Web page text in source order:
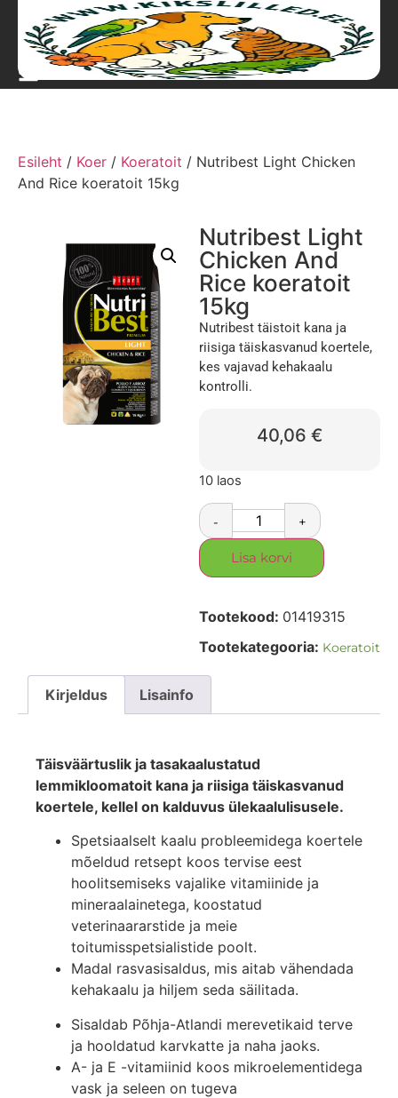
Esileht / Koer / Koeratoit / Nutribest Light Chicken
And Rice koeratoit 15kg
Nutribest Light
Chicken And
Rice koeratoit
15kg
Nutribest täistoit kana ja
riisiga täiskasvanud koertele,
kes vajavad kehakaalu
kontrolli.
40,06 €
10 laos
- +
Lisa korvi
Tootekood: 01419315
Tootekategooria: Koeratoit
Kirjeldus Lisainfo
Täisväärtuslik ja tasakaalustatud
lemmikloomatoit kana ja riisiga täiskasvanud
koertele, kellel on kalduvus ülekaalulisusele.
Spetsiaalselt kaalu probleemidega koertele
mõeldud retsept koos tervise eest
hoolitsemiseks vajalike vitamiinide ja
mineraalainetega, koostatud
veterinaararstide ja meie
toitumisspetsialistide poolt.
Madal rasvasisaldus, mis aitab vähendada
kehakaalu ja hiljem seda säilitada.
Sisaldab Põhja-Atlandi merevetikaid terve
ja hooldatud karvkatte ja naha jaoks.
A- ja E -vitamiinid koos mikroelementidega
vask ja seleen on tugeva